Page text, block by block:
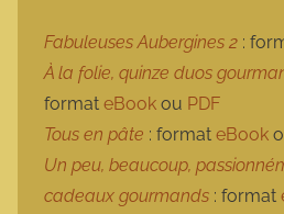
Fabuleuses Aubergines 2 :
À la folie, quinze duos
format eBook ou PDF
Tous en pâte : format eBook
Un peu, beaucoup,
cadeaux gourmands : format